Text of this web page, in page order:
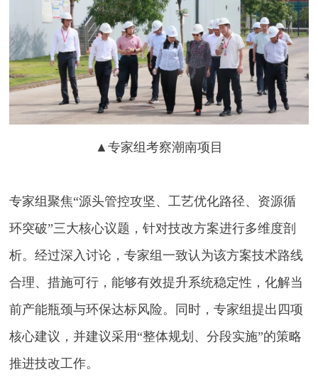
▲ 专家组考察潮南项目
专家组聚焦“源头管控攻坚、工艺优化路径、资源循
环突破”三大核心议题，针对技改方案进行多维度剖
析。经过深入讨论，专家组一致认为该方案技术路线
合理、措施可行，能够有效提升系统稳定性，化解当
前产能瓶颈与环保达标风险。同时，专家组提出四项
核心建议，并建议采用“整体规划、分段实施”的策略
推进技改工作。